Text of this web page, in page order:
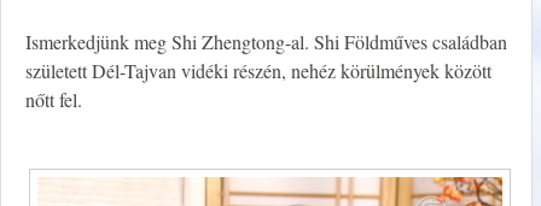
Ismerkedjünk meg Shi Zhengtong-al. Shi Földműves családban
született Dél-Tajvan vidéki részén, nehéz körülmények között
nőtt fel.